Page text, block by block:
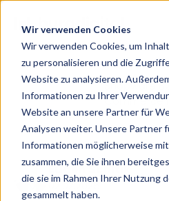
Wir verwenden Cookies
Wir verwenden Cookies, um
zu personalisieren und die
Website zu analysieren.
Informationen zu Ihrer
Website an unsere Partner für
Analysen weiter. Unsere Partner
Informationen möglicherweise
zusammen, die Sie ihnen
die sie im Rahmen Ihrer Nutzung
gesammelt haben.
Home Cases
Shopware
Commerce
Eugen Schitik
02.02.2025